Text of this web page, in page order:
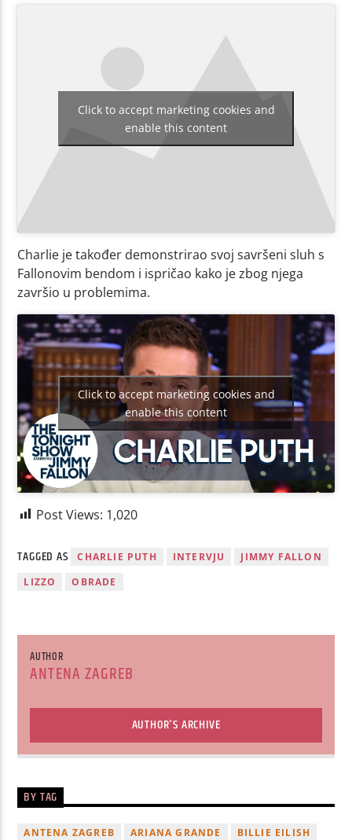
Click to accept marketing cookies and
enable this content
Charlie je također demonstrirao svoj savršeni sluh s
Fallonovim bendom i ispričao kako je zbog njega
završio u problemima.
Click to accept marketing cookies and
enable this content
Post Views: 1,020
TAGGED AS CHARLIE PUTH INTERVJU
JIMMY FALLON
LIZZO
OBRADE
AUTHOR
ANTENA ZAGREB
AUTHOR'S ARCHIVE
BY TAG
ANTENA ZAGREB ARIANA GRANDE
BILLIE EILISH